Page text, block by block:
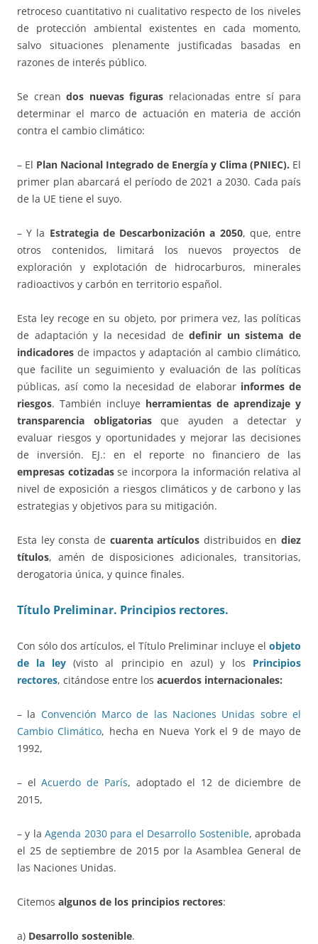
retroceso cuantitativo ni cualitativo respecto de los niveles
de protección ambiental existentes en cada momento,
salvo situaciones plenamente justificadas basadas en
razones de interés público.
Se crean dos nuevas figuras relacionadas entre sí para
determinar el marco de actuación en materia de acción
contra el cambio climático:
– El Plan Nacional Integrado de Energía y Clima (PNIEC). El
primer plan abarcará el período de 2021 a 2030. Cada país
de la UE tiene el suyo.
– Y la Estrategia de Descarbonización a 2050, que, entre
otros contenidos, limitará los nuevos proyectos de
exploración y explotación de hidrocarburos, minerales
radioactivos y carbón en territorio español.
Esta ley recoge en su objeto, por primera vez, las políticas
de adaptación y la necesidad dedefinir un sistema de
indicadores de impactos y adaptación al cambio climático,
que facilite un seguimiento y evaluación de las políticas
públicas, así como la necesidad de elaborar informes de
riesgos. También incluye herramientas de aprendizaje y
transparencia obligatoriasque ayuden a detectar y
evaluar riesgos y oportunidades y mejorar las decisiones
de inversión. EJ.: en el reporte no financiero de las
empresas cotizadasse incorpora la información relativa al
nivel de exposición a riesgos climáticos y de carbono y las
estrategias y objetivos para su mitigación.
Esta ley consta de cuarenta artículos distribuidos en diez
títulos, amén de disposiciones adicionales, transitorias,
derogatoria única, y quince finales.
Título Preliminar. Principios rectores.
Con sólo dos artículos, el Título Preliminar incluye el objeto
de la ley (visto al principio en azul) y los Principios
rectores, citándose entre los acuerdos internacionales:
– la Convención Marco de las Naciones Unidas sobre el
Cambio Climático, hecha en Nueva York el 9 de mayo de
1992,
– elAcuerdo de París, adoptado el 12 de diciembre de
2015,
– y laAgenda 2030 para el Desarrollo Sostenible, aprobada
el 25 de septiembre de 2015 por la Asamblea General de
las Naciones Unidas.
Citemos algunos de los principios rectores:
a) Desarrollo sostenible.